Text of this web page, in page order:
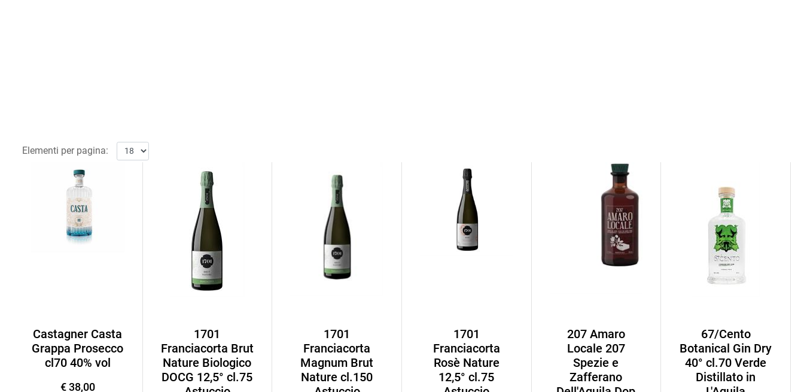
Elementi per pagina:
Castagner Casta
Grappa Prosecco
cl70 40% vol
€ 38,00
1701
Franciacorta Brut
Nature Biologico
DOCG 12,5° cl.75
1701
Franciacorta
Magnum Brut
Nature cl.150
1701
Franciacorta
Rosè Nature
12,5° cl.75
207 Amaro
Locale 207
Spezie e
Zafferano
67/Cento
Botanical Gin Dry
40° cl.70 Verde
Distillato in